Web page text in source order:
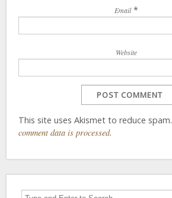
Email *
Website
This site uses Akismet to reduce spam.
comment data is processed.